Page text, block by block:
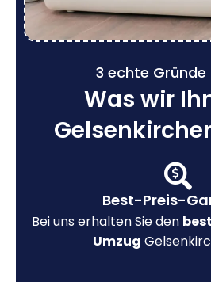
3 echte Gründe
Was wir
Best-Preis-
Bei uns erhalten Sie den
Umzug